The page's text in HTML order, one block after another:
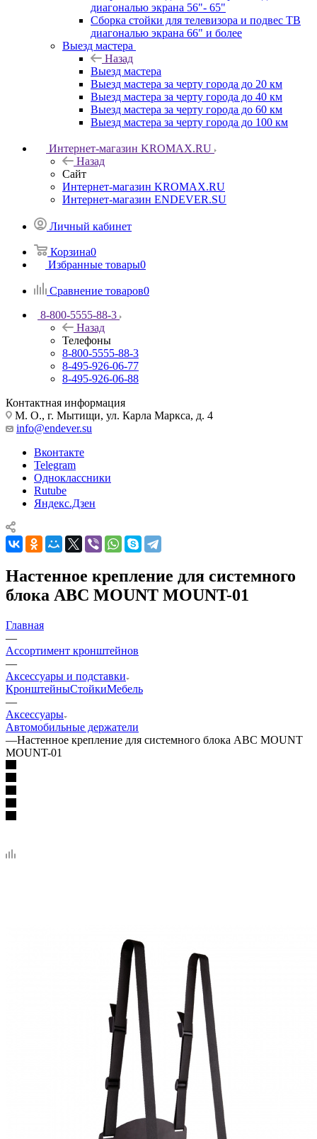
диагональю экрана 56"- 65"
Сборка стойки для телевизора и подвес ТВ
диагональю экрана 66" и более
Выезд мастера
Назад
Выезд мастера
Выезд мастера за черту города до 20 км
Выезд мастера за черту города до 40 км
Выезд мастера за черту города до 60 км
Выезд мастера за черту города до 100 км
Интернет-магазин KROMAX.RU
Назад
Сайт
Интернет-магазин KROMAX.RU
Интернет-магазин ENDEVER.SU
Личный кабинет
Корзина0
Избранные товары0
Сравнение товаров0
8-800-5555-88-3
Назад
Телефоны
8-800-5555-88-3
8-495-926-06-77
8-495-926-06-88
Контактная информация
М. О., г. Мытищи, ул. Карла Маркса, д. 4
info@endever.su
Вконтакте
Telegram
Одноклассники
Rutube
Яндекс.Дзен
Настенное крепление для системного
блока ABC MOUNT MOUNT-01
Главная
—
Ассортимент кронштейнов
—
Аксессуары и подставки
КронштейныСтойкиМебель
—
Аксессуары
Автомобильные держатели
—Настенное крепление для системного блока ABC MOUNT
MOUNT-01